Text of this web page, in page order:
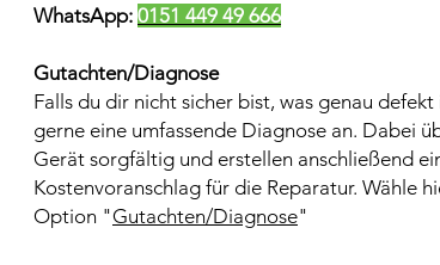
WhatsApp: 0151 449 49 666
Gutachten/Diagnose
Falls du dir nicht sicher bist, was genau
gerne eine umfassende Diagnose an. Dabei
Gerät sorgfältig und erstellen anschließend
Kostenvoranschlag für die Reparatur. Wähle
Option "Gutachten/Diagnose"